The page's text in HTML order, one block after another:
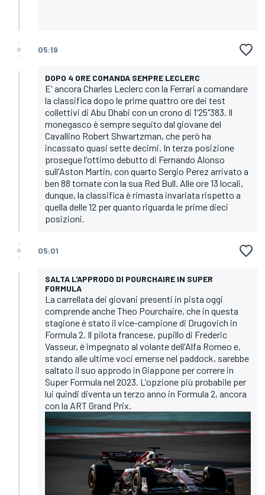
05:19
DOPO 4 ORE COMANDA SEMPRE LECLERC
E' ancora Charles Leclerc con la Ferrari a comandare
la classifica dopo le prime quattro ore dei test
collettivi di Abu Dhabi con un crono di 1'25"383. Il
monegasco è sempre seguito dal giovane del
Cavallino Robert Shwartzman, che però ha
incassato quasi sette decimi. In terza posizione
prosegue l'ottimo debutto di Fernando Alonso
sull'Aston Martin, con quarto Sergio Perez arrivato a
ben 88 tornate con la sua Red Bull. Alle ore 13 locali,
dunque, la classifica è rimasta invariata rispetto a
quella delle 12 per quanto riguarda le prime dieci
posizioni.
05:01
SALTA L'APPRODO DI POURCHAIRE IN SUPER
FORMULA
La carrellata dei giovani presenti in pista oggi
comprende anche Theo Pourchaire, che in questa
stagione è stato il vice-campione di Drugovich in
Formula 2. Il pilota francese, pupillo di Frederic
Vasseur, è impegnato al volante dell'Alfa Romeo e,
stando alle ultime voci emerse nel paddock, sarebbe
saltato il suo approdo in Giappone per correre in
Super Formula nel 2023. L'opzione più probabile per
lui quindi diventa un terzo anno in Formula 2, ancora
con la ART Grand Prix.